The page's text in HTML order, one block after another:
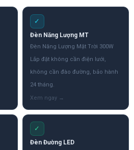
✓
Đèn Năng Lượng MT
Đèn Năng Lượng Mặt Trời 300W
Lắp đặt không cần điện lưới,
không cần đào đường, bảo hành
24 tháng.
✓
Đèn Đường LED